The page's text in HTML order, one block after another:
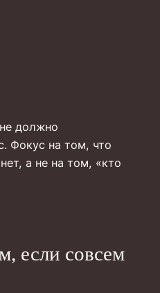
должно
Фокус на том, что
а не на том, «кто
если совсем